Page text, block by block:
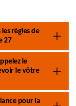
règles de
27
le
le vôtre
pour la